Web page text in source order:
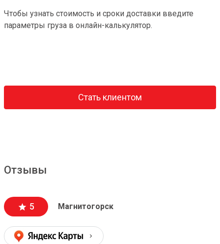
Чтобы узнать стоимость и сроки доставки введите
параметры груза в онлайн-калькулятор.
Стать клиентом
Отзывы
5 Магнитогорск